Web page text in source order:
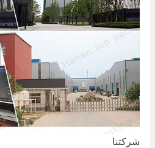
شركتنا